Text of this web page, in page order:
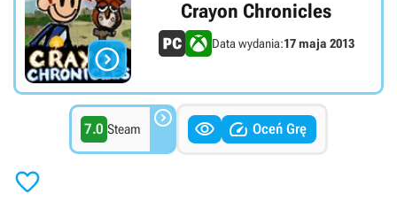

Crayon Chronicles
Data wydania:17 maja 2013
7.0 Steam    Oceń Grę
